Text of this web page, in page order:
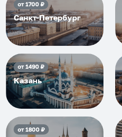
от1700₽
Санкт-Петербург
от1490₽
Казань
от1800₽